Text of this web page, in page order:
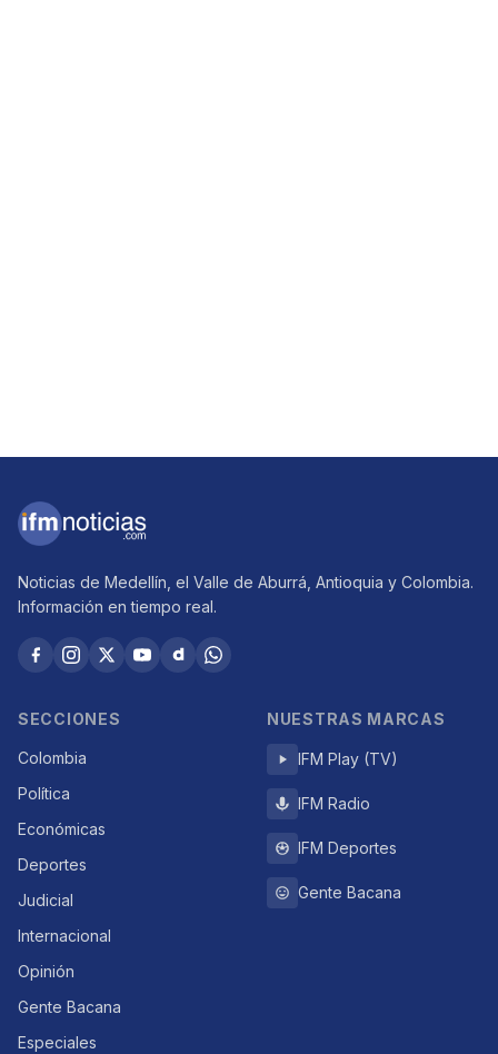
Noticias de Medellín, el Valle de Aburrá, Antioquia y Colombia.
Información en tiempo real.
SECCIONES
Colombia
Política
Económicas
Deportes
Judicial
Internacional
Opinión
Gente Bacana
Especiales
NUESTRAS MARCAS
IFM Play (TV)
IFM Radio
IFM Deportes
Gente Bacana